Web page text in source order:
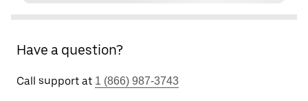
Have a question?
Call support at 1 (866) 987-3743